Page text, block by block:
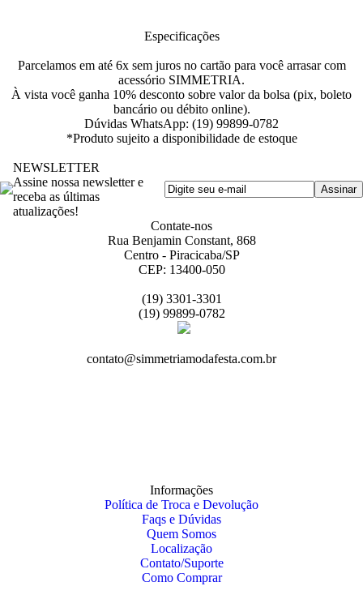
Especificações
Parcelamos em até 6x sem juros no cartão para você arrasar com
acessório SIMMETRIA.
À vista você ganha 10% desconto sobre valor da bolsa (pix, boleto
bancário ou débito online).
Dúvidas WhatsApp: (19) 99899-0782
*Produto sujeito a disponibilidade de estoque
NEWSLETTER
Assine nossa newsletter e
receba as últimas
atualizações!
Contate-nos
Rua Benjamin Constant, 868
Centro - Piracicaba/SP
CEP: 13400-050
(19) 3301-3301
(19) 99899-0782
contato@simmetriamodafesta.com.br
Informações
Política de Troca e Devolução
Faqs e Dúvidas
Quem Somos
Localização
Contato/Suporte
Como Comprar